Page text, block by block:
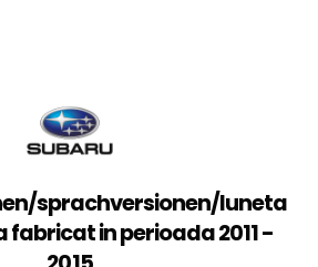
sprachversionen/luneta
fabricat in perioada 2011 -